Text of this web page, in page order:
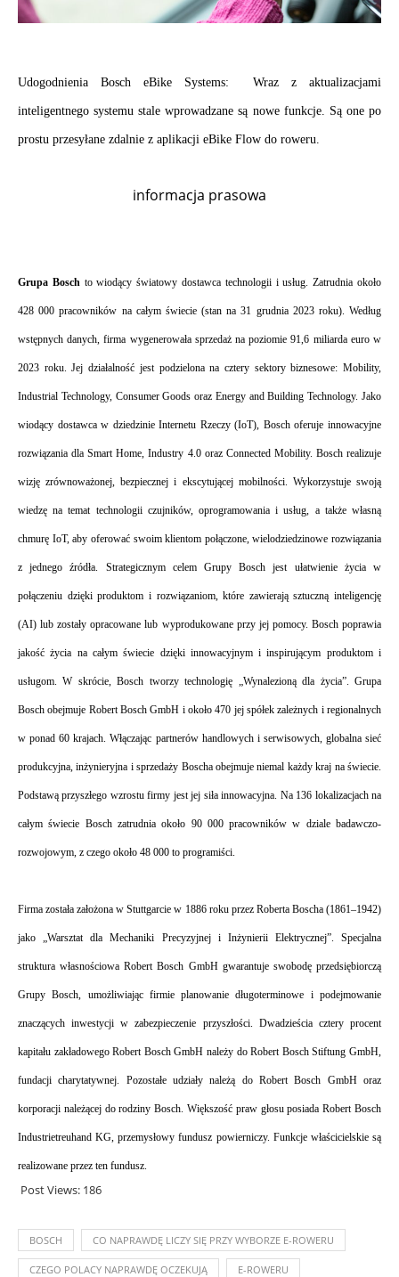
Udogodnienia Bosch eBike Systems:  Wraz z aktualizacjami
inteligentnego systemu stale wprowadzane są nowe funkcje. Są one po
prostu przesyłane zdalnie z aplikacji eBike Flow do roweru.
informacja prasowa
Grupa Bosch to wiodący światowy dostawca technologii i usług. Zatrudnia około
428 000 pracowników na całym świecie (stan na 31 grudnia 2023 roku). Według
wstępnych danych, firma wygenerowała sprzedaż na poziomie 91,6 miliarda euro w
2023 roku. Jej działalność jest podzielona na cztery sektory biznesowe: Mobility,
Industrial Technology, Consumer Goods oraz Energy and Building Technology. Jako
wiodący dostawca w dziedzinie Internetu Rzeczy (IoT), Bosch oferuje innowacyjne
rozwiązania dla Smart Home, Industry 4.0 oraz Connected Mobility. Bosch realizuje
wizję zrównoważonej, bezpiecznej i ekscytującej mobilności. Wykorzystuje swoją
wiedzę na temat technologii czujników, oprogramowania i usług, a także własną
chmurę IoT, aby oferować swoim klientom połączone, wielodziedzinowe rozwiązania
z jednego źródła. Strategicznym celem Grupy Bosch jest ułatwienie życia w
połączeniu dzięki produktom i rozwiązaniom, które zawierają sztuczną inteligencję
(AI) lub zostały opracowane lub wyprodukowane przy jej pomocy. Bosch poprawia
jakość życia na całym świecie dzięki innowacyjnym i inspirującym produktom i
usługom. W skrócie, Bosch tworzy technologię „Wynalezioną dla życia”. Grupa
Bosch obejmuje Robert Bosch GmbH i około 470 jej spółek zależnych i regionalnych
w ponad 60 krajach. Włączając partnerów handlowych i serwisowych, globalna sieć
produkcyjna, inżynieryjna i sprzedaży Boscha obejmuje niemal każdy kraj na świecie.
Podstawą przyszłego wzrostu firmy jest jej siła innowacyjna. Na 136 lokalizacjach na
całym świecie Bosch zatrudnia około 90 000 pracowników w dziale badawczo-
rozwojowym, z czego około 48 000 to programiści.
Firma została założona w Stuttgarcie w 1886 roku przez Roberta Boscha (1861–1942)
jako „Warsztat dla Mechaniki Precyzyjnej i Inżynierii Elektrycznej”. Specjalna
struktura własnościowa Robert Bosch GmbH gwarantuje swobodę przedsiębiorczą
Grupy Bosch, umożliwiając firmie planowanie długoterminowe i podejmowanie
znaczących inwestycji w zabezpieczenie przyszłości. Dwadzieścia cztery procent
kapitału zakładowego Robert Bosch GmbH należy do Robert Bosch Stiftung GmbH,
fundacji charytatywnej. Pozostałe udziały należą do Robert Bosch GmbH oraz
korporacji należącej do rodziny Bosch. Większość praw głosu posiada Robert Bosch
Industrietreuhand KG, przemysłowy fundusz powierniczy. Funkcje właścicielskie są
realizowane przez ten fundusz.
Post Views: 186
BOSCH CO NAPRAWDĘ LICZY SIĘ PRZY WYBORZE E-ROWERU
CZEGO POLACY NAPRAWDĘ OCZEKUJĄ E-ROWERU